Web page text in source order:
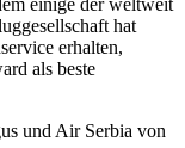
hat
erhalten,
als beste
und Air Serbia von